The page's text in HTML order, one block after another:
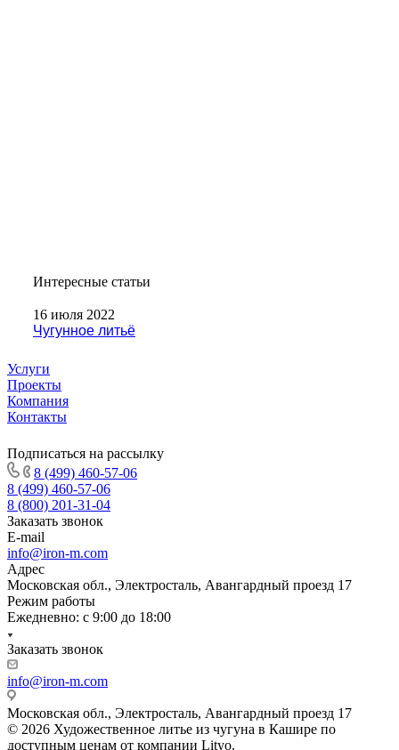
Интересные статьи
16 июля 2022
Чугунное литьё
Услуги
Проекты
Компания
Контакты
Подписаться на рассылку
8 (499) 460-57-06
8 (499) 460-57-06
8 (800) 201-31-04
Заказать звонок
E-mail
info@iron-m.com
Адрес
Московская обл., Электросталь, Авангардный проезд 17
Режим работы
Ежедневно: с 9:00 до 18:00
Заказать звонок
info@iron-m.com
Московская обл., Электросталь, Авангардный проезд 17
© 2026 Художественное литье из чугуна в Кашире по
доступным ценам от компании Lityo.